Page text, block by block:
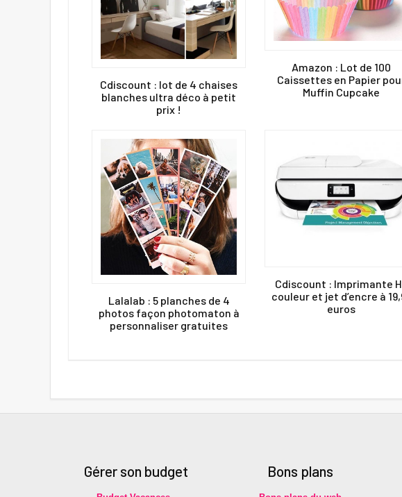
Cdiscount : lot de 4 chaises
blanches ultra déco à petit
prix !
Amazon : Lot de 100
Caissettes en Papier
Muffin Cupcake
Lalalab : 5 planches de 4
photos façon photomaton à
personnaliser gratuites
Cdiscount : Imprimante
couleur et jet d’encre à
euros
Gérer son budget Bons plans